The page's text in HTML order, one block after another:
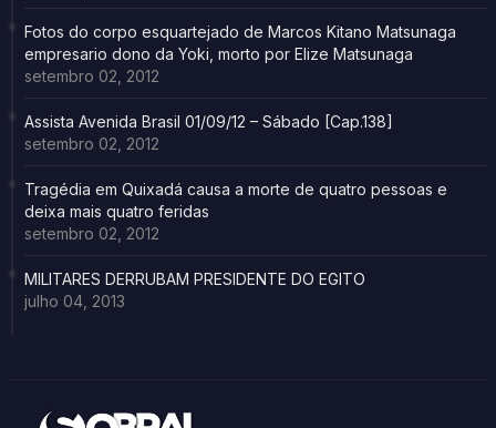
Fotos do corpo esquartejado de Marcos Kitano Matsunaga
empresario dono da Yoki, morto por Elize Matsunaga
setembro 02, 2012
Assista Avenida Brasil 01/09/12 – Sábado [Cap.138]
setembro 02, 2012
Tragédia em Quixadá causa a morte de quatro pessoas e
deixa mais quatro feridas
setembro 02, 2012
MILITARES DERRUBAM PRESIDENTE DO EGITO
julho 04, 2013